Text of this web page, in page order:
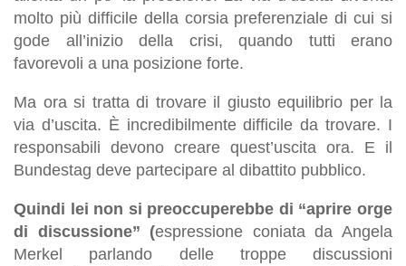
molto più difficile della corsia preferenziale di cui si
gode all’inizio della crisi, quando tutti erano
favorevoli a una posizione forte.
Ma ora si tratta di trovare il giusto equilibrio per la
via d’uscita. È incredibilmente difficile da trovare. I
responsabili devono creare quest’uscita ora. E il
Bundestag deve partecipare al dibattito pubblico.
Quindi lei non si preoccuperebbe di “aprire orge
di discussione” (espressione coniata da Angela
Merkel parlando delle troppe discussioni